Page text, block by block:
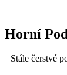
Horní
Stále čerstvé